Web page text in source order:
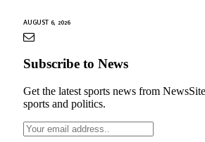
AUGUST 6, 2026
Subscribe to News
Get the latest sports news from
sports and politics.